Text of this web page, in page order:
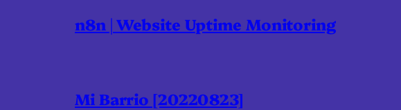
n8n | Website Uptime Monitoring
Mi Barrio [20220823]